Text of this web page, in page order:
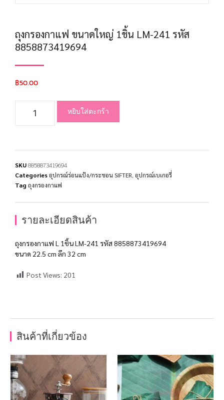
ถุงกรองกาแฟ ขนาดใหญ่ 1ชิ้น LM-241 รหัส
8858873419694
฿50.00
หยิบใส่ตะกร้า
SKU8858873419694
Categoriesอุปกรณ์ร่อนแป้ง/กระชอน SIFTER อุปกรณ์เบเกอรี่
Tag ถุงกรองกาแฟ
รายละเอียดสินค้า
ถุงกรองกาแฟ L 1ชิ้น LM-241 รหัส 8858873419694
ขนาด 22.5 cm ลึก 32 cm
Post Views: 201
สินค้าที่เกี่ยวข้อง